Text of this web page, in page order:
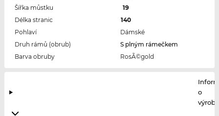
Šířka můstku
19
Délka stranic
140
Pohlaví
Dámské
Druh rámů (obrub)
S plným rámečkem
Barva obruby
RosÃ©gold
o